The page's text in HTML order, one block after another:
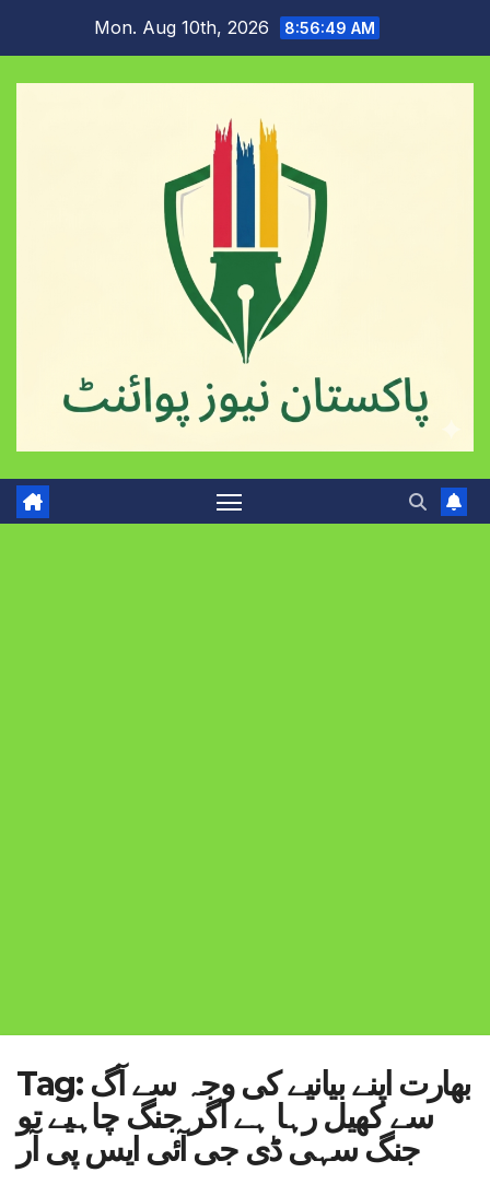
content
Mon. Aug 10th, 2026 8:56:49 AM
Tag: بھارت اپنے بیانیے کی وجہ سے آگ
سے کھیل رہا ہے اگر جنگ چاہیے تو
جنگ سہی ڈی جی آئی ایس پی آر